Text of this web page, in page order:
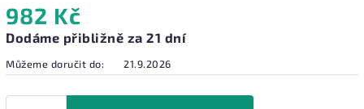
982 Kč
Dodáme přibližně za 21 dní
Můžeme doručit do: 21.9.2026